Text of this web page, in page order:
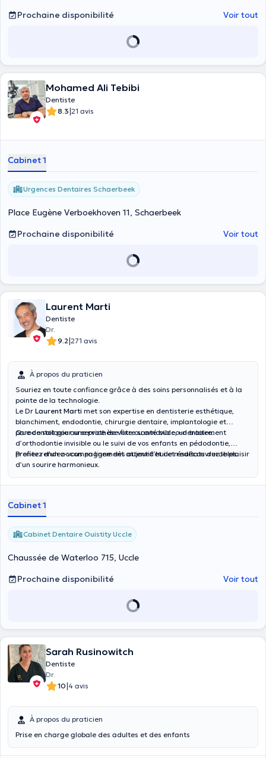
Prochaine disponibilité
Voir tout
Mohamed Ali Tebibi
Dentiste
8.3|21 avis
Cabinet 1
Urgences Dentaires Schaerbeek
Place Eugène Verboekhoven 11, Schaerbeek
Prochaine disponibilité
Voir tout
Laurent Marti
Dentiste
Dr.
9.2|271 avis
À propos du praticien
Souriez en toute confiance grâce à des soins personnalisés et à la
pointe de la technologie.
Le Dr Laurent Marti met son expertise en dentisterie esthétique,
blanchiment, endodontie, chirurgie dentaire, implantologie et
parodontologie au service de votre santé bucco-dentaire.
Que ce soit pour une prothèse fixe ou amovible, un traitement
d’orthodontie invisible ou le suivi de vos enfants en pédodontie,
profitez d’un accompagnement attentif et de résultats durables.
Prenez rendez-vous en ligne dès aujourd’hui et redécouvrez le plaisir
d’un sourire harmonieux.
Cabinet 1
Cabinet Dentaire Ouistity Uccle
Chaussée de Waterloo 715, Uccle
Prochaine disponibilité
Voir tout
Sarah Rusinowitch
Dentiste
Dr.
10|4 avis
À propos du praticien
Prise en charge globale des adultes et des enfants